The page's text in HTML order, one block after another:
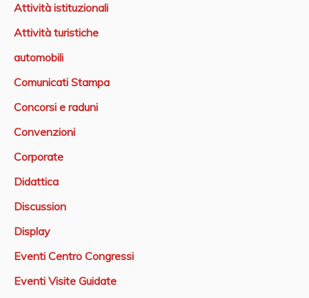
Attività istituzionali
Attività turistiche
automobili
Comunicati Stampa
Concorsi e raduni
Convenzioni
Corporate
Didattica
Discussion
Display
Eventi Centro Congressi
Eventi Visite Guidate